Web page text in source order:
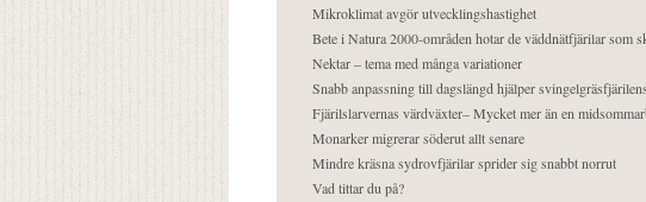
Mikroklimat avgör utvecklingshastighet
Bete i Natura 2000-områden hotar de väddnätfjärilar som
Nektar – tema med många variationer
Snabb anpassning till dagslängd hjälper
Fjärilslarvernas värdväxter– Mycket mer än en
Monarker migrerar söderut allt senare
Mindre kräsna sydrovfjärilar sprider sig snabbt norrut
Vad tittar du på?